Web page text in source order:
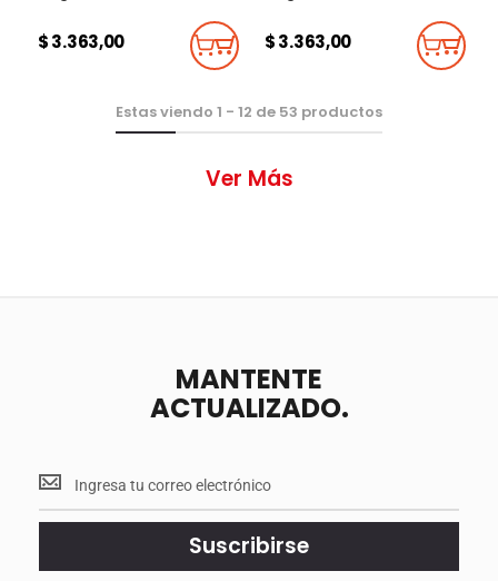
$ 3.363,00 Añadir Al Carrito
$ 3.363,00
Estas viendo 1 - 12 de 53 productos
Ver Más
MANTENTE
ACTUALIZADO.
Mantente
<br>
actualizado.
Suscribirse